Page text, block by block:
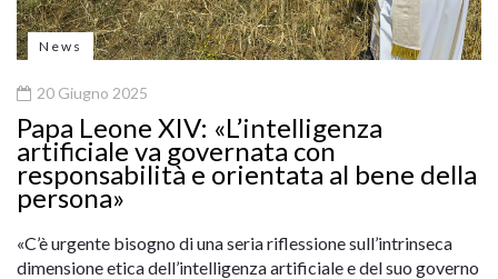
News
20 Giugno 2025
Papa Leone XIV: «L’intelligenza
artificiale va governata con
responsabilità e orientata al bene della
persona»
«C’è urgente bisogno di una seria riflessione sull’intrinseca
dimensione etica dell’intelligenza artificiale e del suo governo